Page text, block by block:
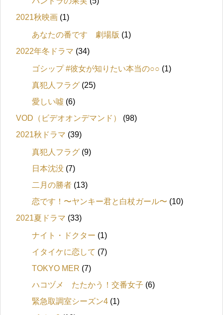
2021秋映画 (1)
あなたの番です 劇場版 (1)
2022年冬ドラマ (34)
ゴシップ #彼女が知りたい本当の○○ (1)
真犯人フラグ (25)
愛しい噓 (6)
VOD（ビデオオンデマンド）
(98)
2021秋ドラマ (39)
真犯人フラグ (9)
日本沈没 (7)
二月の勝者 (13)
恋です！〜ヤンキー君と白杖ガール〜 (10)
2021夏ドラマ (33)
ナイト・ドクター (1)
イタイケに恋して (7)
TOKYO MER (7)
ハコヅメ たたかう！交番女子 (6)
緊急取調室シーズン4 (1)